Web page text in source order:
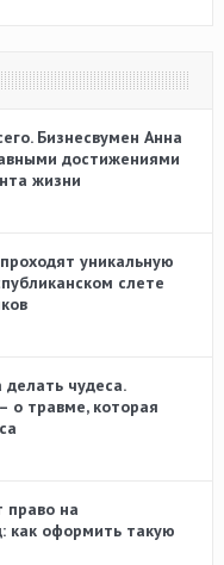
Бизнесвумен Анна
достижениями
жизни
уникальную
слете
чудеса.
о травме, которая
право на
как оформить такую